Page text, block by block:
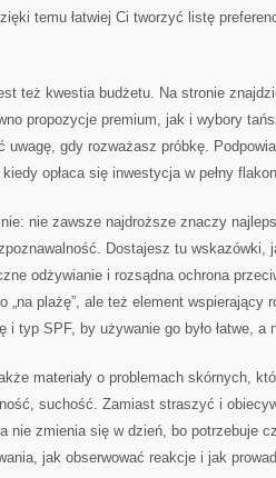
temu łatwiej Ci tworzyć listę
też kwestia budżetu. Na stronie
propozycje premium, jak i wybory
uwagę, gdy rozważasz próbkę.
opłaca się inwestycja w pełny
nie zawsze najdroższe znaczy
Dostajesz tu wskazówki,
odżywianie i rozsądna ochrona
„na plażę”, ale też element wspierający
i typ SPF, by używanie go było łatwe, a
materiały o problemach skórnych,
suchość. Zamiast straszyć i
nie zmienia się w dzień, bo potrzebuje
jak obserwować reakcje i jak